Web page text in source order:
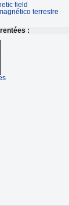
field
terrestre
: